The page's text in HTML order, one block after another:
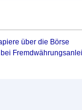
über die Börse